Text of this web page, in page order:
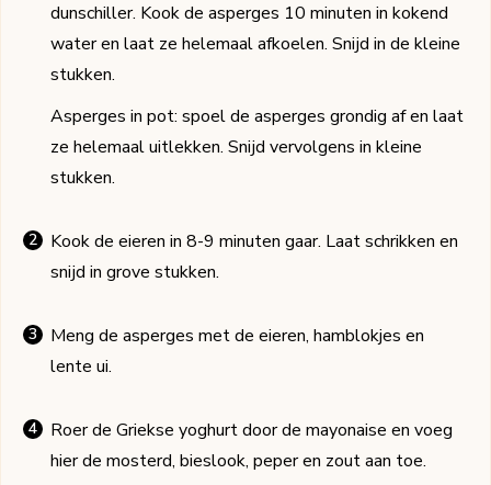
dunschiller. Kook de asperges 10 minuten in kokend
water en laat ze helemaal afkoelen. Snijd in de kleine
stukken.
Asperges in pot: spoel de asperges grondig af en laat
ze helemaal uitlekken. Snijd vervolgens in kleine
stukken.
Kook de eieren in 8-9 minuten gaar. Laat schrikken en
snijd in grove stukken.
Meng de asperges met de eieren, hamblokjes en
lente ui.
Roer de Griekse yoghurt door de mayonaise en voeg
hier de mosterd, bieslook, peper en zout aan toe.